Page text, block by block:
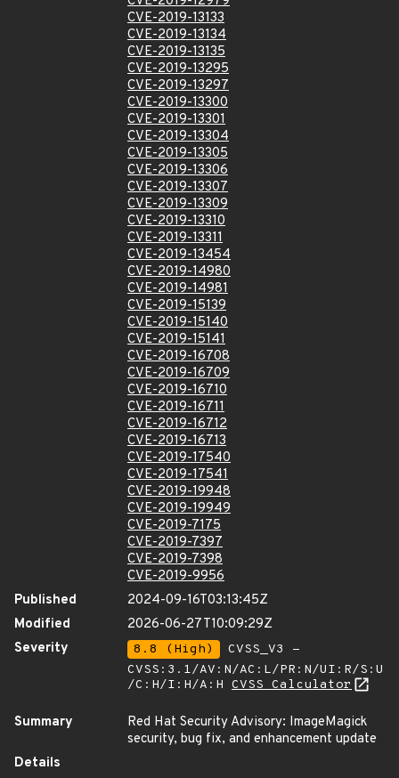
CVE-2019-13133
CVE-2019-13134
CVE-2019-13135
CVE-2019-13295
CVE-2019-13297
CVE-2019-13300
CVE-2019-13301
CVE-2019-13304
CVE-2019-13305
CVE-2019-13306
CVE-2019-13307
CVE-2019-13309
CVE-2019-13310
CVE-2019-13311
CVE-2019-13454
CVE-2019-14980
CVE-2019-14981
CVE-2019-15139
CVE-2019-15140
CVE-2019-15141
CVE-2019-16708
CVE-2019-16709
CVE-2019-16710
CVE-2019-16711
CVE-2019-16712
CVE-2019-16713
CVE-2019-17540
CVE-2019-17541
CVE-2019-19948
CVE-2019-19949
CVE-2019-7175
CVE-2019-7397
CVE-2019-7398
CVE-2019-9956
Published
2024-09-16T03:13:45Z
Modified
2026-06-27T10:09:29Z
Severity
8.8 (High)
CVSS_V3 -
CVSS:3.1/AV:N/AC:L/PR:N/UI:R/S:U
/C:H/I:H/A:H CVSS Calculator
Summary
Red Hat Security Advisory: ImageMagick
security, bug fix, and enhancement update
Details